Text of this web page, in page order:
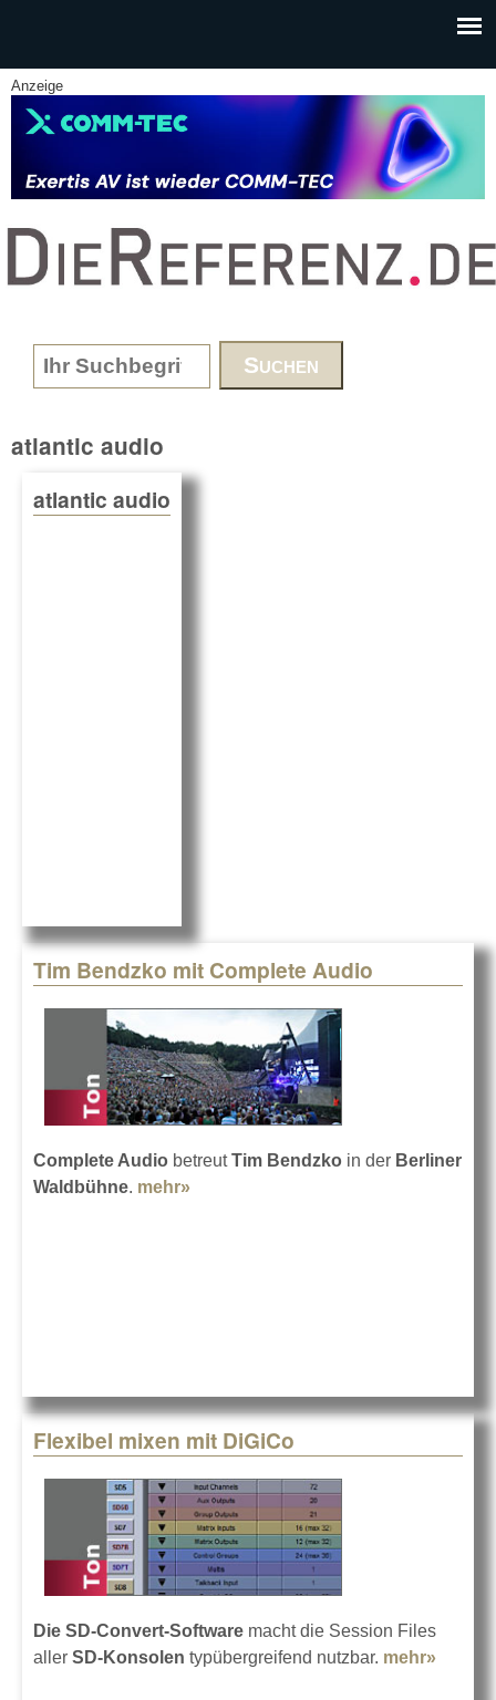
Anzeige
www.DieReferenz.de
Search form
atlantic audio
atlantic audio
Tim Bendzko mit Complete Audio
Complete Audio betreutTim Bendzko in der Berliner
Waldbühne. mehr»
Flexibel mixen mit DiGiCo
Die SD-Convert-Software macht die Session Files
aller SD-Konsolen typübergreifend nutzbar. mehr»
Pages